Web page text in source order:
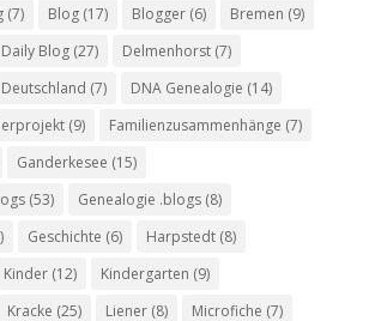
(7) Blog(17) Blogger(6) Bremen (9)
Daily Blog(27) Delmenhorst(7)
Deutschland (7) DNA Genealogie (14)
(9) Familienzusammenhänge (7)
Ganderkesee (15)
(53) Genealogie .blogs(8)
Geschichte (6) Harpstedt(8)
Kinder(12) Kindergarten (9)
Kracke (25) Liener(8) Microfiche (7)